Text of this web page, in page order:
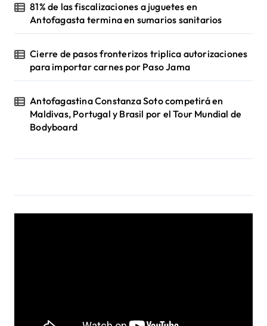
81% de las fiscalizaciones a juguetes en
Antofagasta termina en sumarios sanitarios
Cierre de pasos fronterizos triplica autorizaciones
para importar carnes por Paso Jama
Antofagastina Constanza Soto competirá en
Maldivas, Portugal y Brasil por el Tour Mundial de
Bodyboard